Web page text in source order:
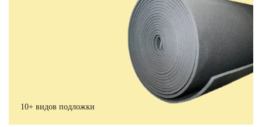
10+ видов подложки